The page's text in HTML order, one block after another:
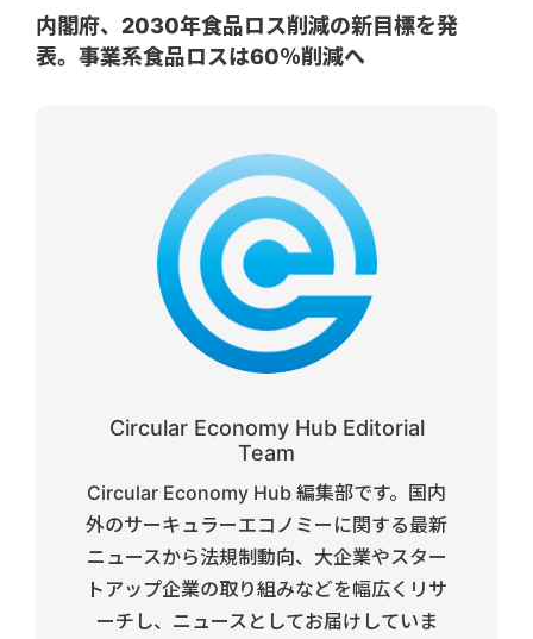
内閣府、2030年食品ロス削減の新目標を発
表。事業系食品ロスは60％削減へ
Circular Economy Hub Editorial
Team
Circular Economy Hub 編集部です。国内
外のサーキュラーエコノミーに関する最新
ニュースから法規制動向、大企業やスター
トアップ企業の取り組みなどを幅広くリサ
ーチし、ニュースとしてお届けしていま